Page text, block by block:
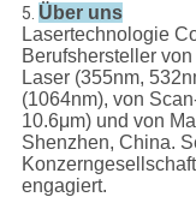
5. Über uns
Lasertechnologie
Berufshersteller
Laser (355nm,
(1064nm), von
10.6μm) und von
Shenzhen, China.
engagiert.